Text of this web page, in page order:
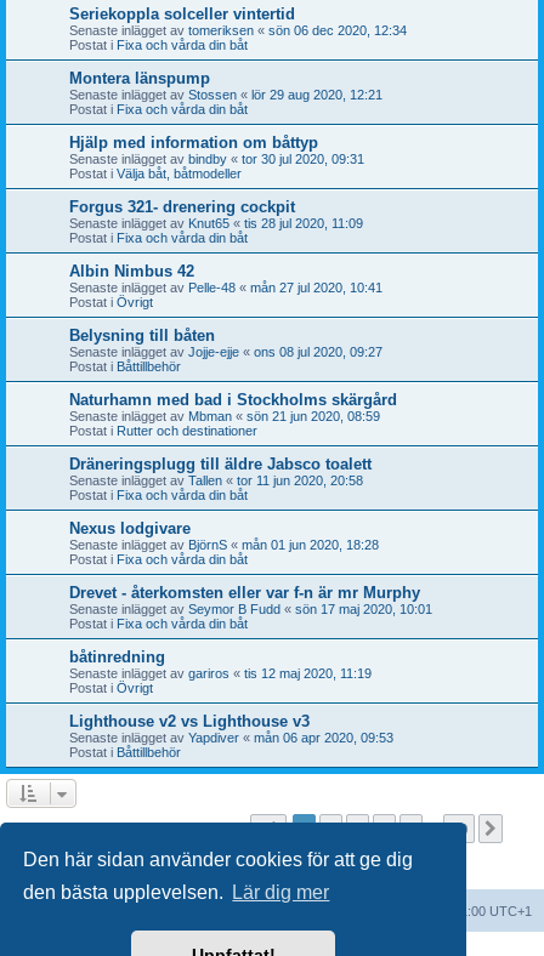
Den här sidan använder cookies för att ge dig
den bästa upplevelsen.
Lär dig mer
Seriekoppla solceller vintertid
Senaste inlägget av tomeriksen « sön 06 dec 2020, 12:34
Postat i Fixa och vårda din båt
Montera länspump
Senaste inlägget av Stossen « lör 29 aug 2020, 12:21
Postat i Fixa och vårda din båt
Hjälp med information om båttyp
Senaste inlägget av bindby « tor 30 jul 2020, 09:31
Postat i Välja båt, båtmodeller
Forgus 321- drenering cockpit
Senaste inlägget av Knut65 « tis 28 jul 2020, 11:09
Postat i Fixa och vårda din båt
Albin Nimbus 42
Senaste inlägget av Pelle-48 « mån 27 jul 2020, 10:41
Postat i Övrigt
Belysning till båten
Senaste inlägget av Jojje-ejje « ons 08 jul 2020, 09:27
Postat i Båttillbehör
Naturhamn med bad i Stockholms skärgård
Senaste inlägget av Mbman « sön 21 jun 2020, 08:59
Postat i Rutter och destinationer
Dräneringsplugg till äldre Jabsco toalett
Senaste inlägget av Tallen « tor 11 jun 2020, 20:58
Postat i Fixa och vårda din båt
Nexus lodgivare
Senaste inlägget av BjörnS « mån 01 jun 2020, 18:28
Postat i Fixa och vårda din båt
Drevet - återkomsten eller var f-n är mr Murphy
Senaste inlägget av Seymor B Fudd « sön 17 maj 2020, 10:01
Postat i Fixa och vårda din båt
båtinredning
Senaste inlägget av gariros « tis 12 maj 2020, 11:19
Postat i Övrigt
Lighthouse v2 vs Lighthouse v3
Senaste inlägget av Yapdiver « mån 06 apr 2020, 09:53
Postat i Båttillbehör
Sökningen fann fler än 1000 träffar Sida1av20
1 2 3 4 5 20
Alla tidsangivelser är UTC+01:00 UTC+1